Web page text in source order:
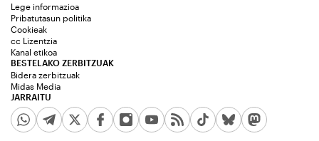
JARRAITU
Lege informazioa
Pribatutasun politika
Cookieak
cc Lizentzia
Kanal etikoa
BESTELAKO ZERBITZUAK
Bidera zerbitzuak
Midas Media